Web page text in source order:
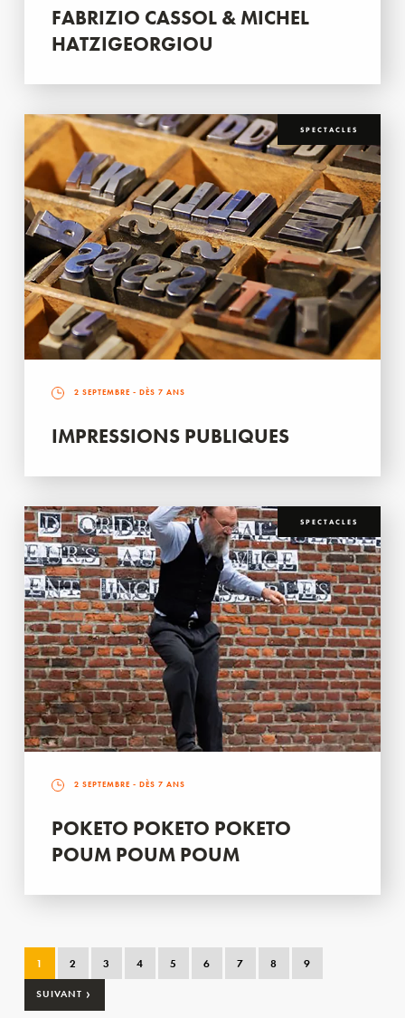
FABRIZIO CASSOL & MICHEL
HATZIGEORGIOU
SPECTACLES
2 SEPTEMBRE - DÈS 7 ANS
IMPRESSIONS PUBLIQUES
SPECTACLES
2 SEPTEMBRE - DÈS 7 ANS
POKETO POKETO POKETO
POUM POUM POUM
1 2 3 4 5 6 7 8 9
SUIVANT ›